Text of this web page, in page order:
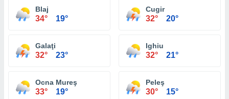
Blaj
34° 19°
Cugir
32° 20°
Galaţi
32° 23°
Ighiu
32° 21°
Ocna Mureş
33° 19°
Peleş
30° 15°